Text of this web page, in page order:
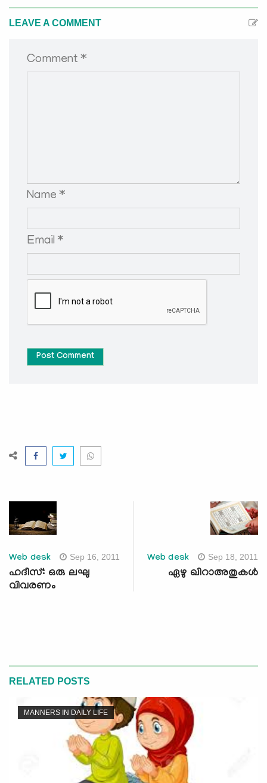
LEAVE A COMMENT
Comment *
Name *
Email *
Post Comment
Web desk Sep 16, 2011
ഹദീസ്: ഒരു ലഘു
വിവരണം
Web desk Sep 18, 2011
ഏഴു ഖിറാഅതുകള്‍
RELATED POSTS
MANNERS IN DAILY LIFE